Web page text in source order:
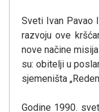
Sveti Ivan Pavao
razvoju ove
nove načine
su: obitelji u
sjemeništa
Godine 1990.